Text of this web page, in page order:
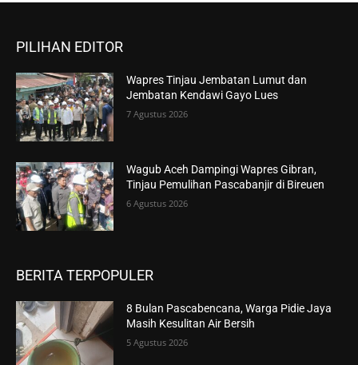
PILIHAN EDITOR
Wapres Tinjau Jembatan Lumut dan
Jembatan Kendawi Gayo Lues
7 Agustus 2026
Wagub Aceh Dampingi Wapres Gibran,
Tinjau Pemulihan Pascabanjir di Bireuen
6 Agustus 2026
BERITA TERPOPULER
8 Bulan Pascabencana, Warga Pidie Jaya
Masih Kesulitan Air Bersih
5 Agustus 2026